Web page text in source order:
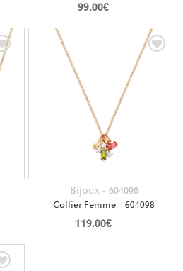
99.00€
Bijoux - 604098
Collier Femme – 604098
119.00€